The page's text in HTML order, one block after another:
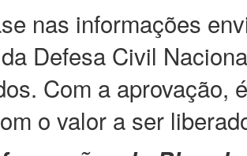
nas informações
Defesa Civil
Com a aprovação,
o valor a ser